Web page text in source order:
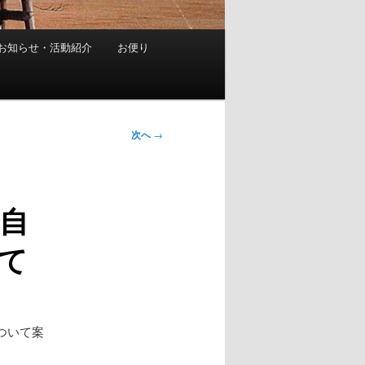
知らせ・活動紹介 お便り
次へ→
いて案